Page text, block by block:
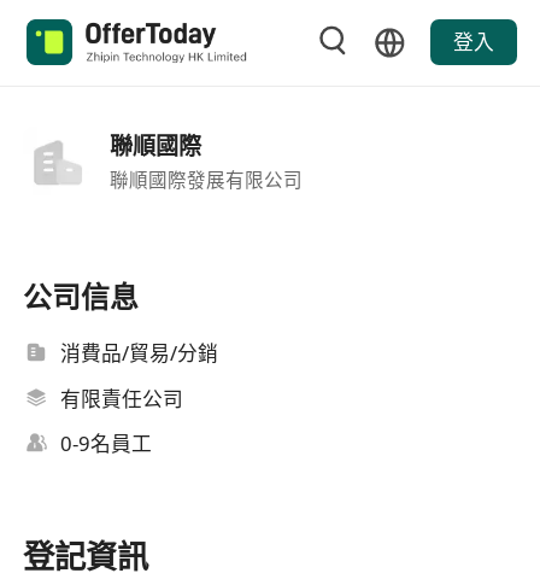
登入
聯順國際
聯順國際發展有限公司
公司信息
消費品/貿易/分銷
有限責任公司
0-9名員工
登記資訊